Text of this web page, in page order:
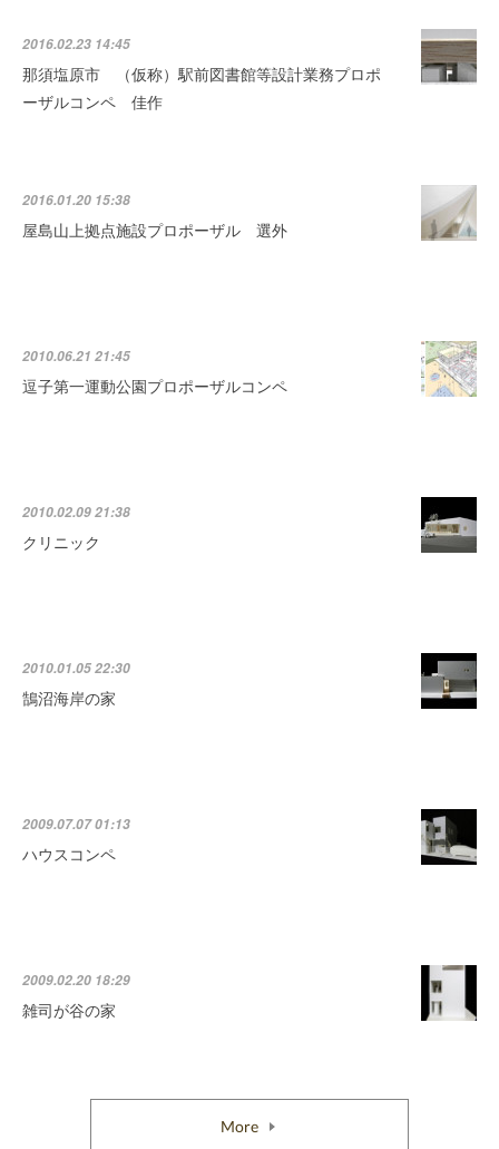
2016.02.23 14:45
那須塩原市 （仮称）駅前図書館等設計業務プロポ
ーザルコンペ 佳作
2016.01.20 15:38
屋島山上拠点施設プロポーザル 選外
2010.06.21 21:45
逗子第一運動公園プロポーザルコンペ
2010.02.09 21:38
クリニック
2010.01.05 22:30
鵠沼海岸の家
2009.07.07 01:13
ハウスコンペ
2009.02.20 18:29
雑司が谷の家
More